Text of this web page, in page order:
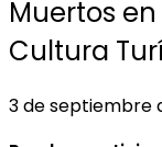
Muertos
Cultura
3 de septiembre